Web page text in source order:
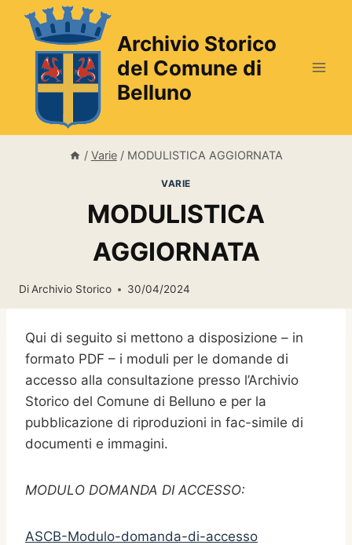
Salta
contenuto
Archivio Storico
del Comune di
Belluno
/ Varie / MODULISTICA AGGIORNATA
VARIE
MODULISTICA
AGGIORNATA
DiArchivio Storico 30/04/2024
Qui di seguito si mettono a disposizione – in
formato PDF – i moduli per le domande di
accesso alla consultazione presso l’Archivio
Storico del Comune di Belluno e per la
pubblicazione di riproduzioni in fac-simile di
documenti e immagini.
MODULO DOMANDA DI ACCESSO:
ASCB-Modulo-domanda-di-accesso